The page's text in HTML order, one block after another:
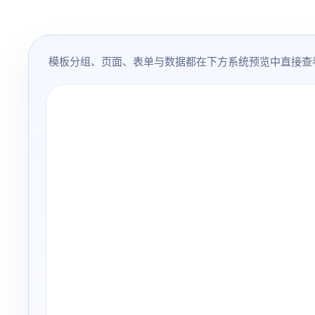
模板分组、页面、表单与数据都在下方系统预览中直接查